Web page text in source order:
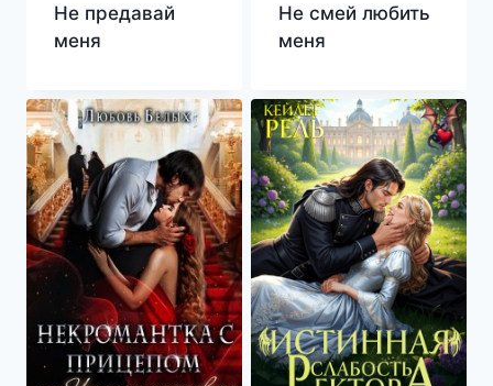
Не предавай
меня
Не смей любить
меня